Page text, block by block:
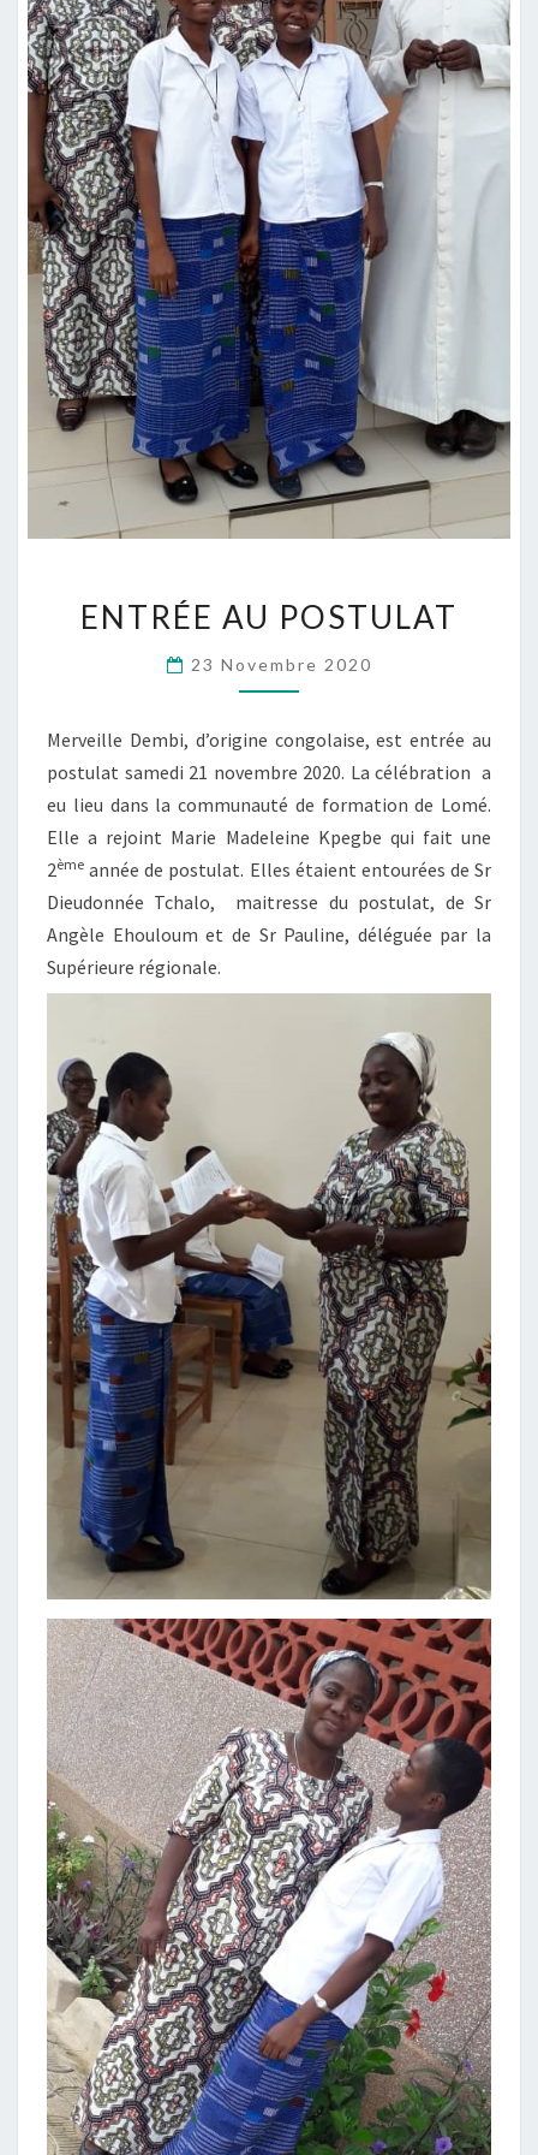
AU
ENTRÉE AU POSTULAT
23 Novembre 2020
Merveille Dembi, d’origine congolaise, est entrée au
postulat samedi 21 novembre 2020. La célébration a
eu lieu dans la communauté de formation de Lomé.
Elle a rejoint Marie Madeleine Kpegbe qui fait une
2ème année de postulat. Elles étaient entourées de Sr
Dieudonnée Tchalo, maitresse du postulat, de Sr
Angèle Ehouloum et de Sr Pauline, déléguée par la
Supérieure régionale.